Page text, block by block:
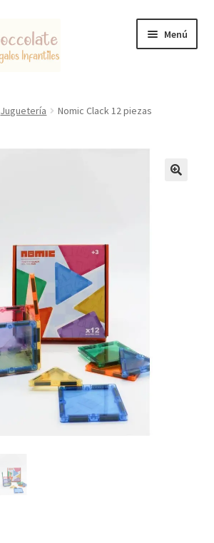
Menú
Juguetería Nomic Clack 12 piezas